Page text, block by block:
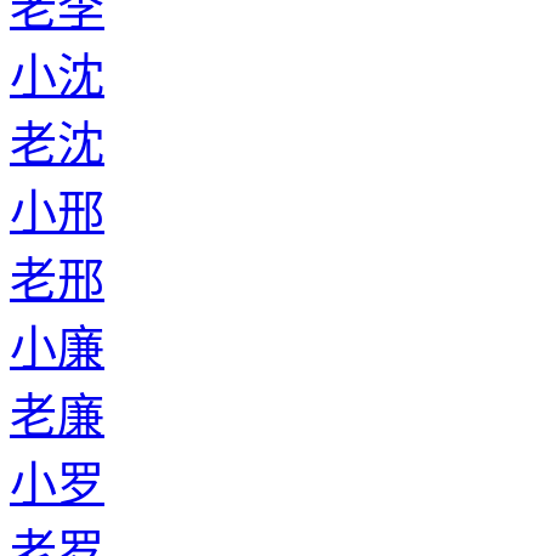
小沈
老沈
小邢
老邢
小廉
老廉
小罗